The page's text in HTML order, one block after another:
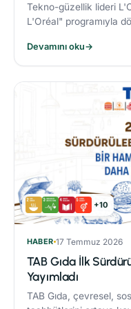
Tekno-güzellik lideri
L'Oréal" programıyla
Devamını oku→
+10
HABER 17 Temmuz 2026
TAB Gıda İlk
Yayımladı
TAB Gıda, çevresel,